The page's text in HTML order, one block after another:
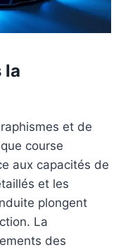
la
et de
course
aux capacités de
et les
plongent
La
des